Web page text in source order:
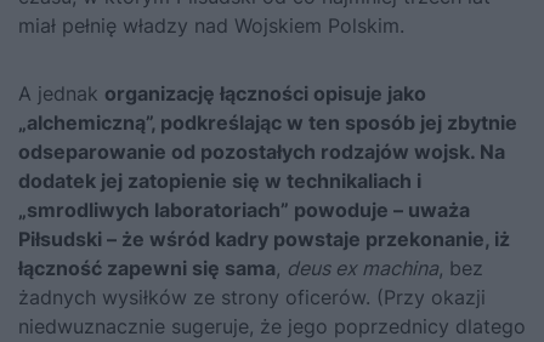
miał pełnię władzy nad Wojskiem Polskim.
A jednak organizację łączności opisuje jako
„alchemiczną”, podkreślając w ten sposób jej zbytnie
odseparowanie od pozostałych rodzajów wojsk. Na
dodatek jej zatopienie się w technikaliach i
„smrodliwych laboratoriach” powoduje – uważa
Piłsudski – że wśród kadry powstaje przekonanie, iż
łączność zapewni się sama, deus ex machina, bez
żadnych wysiłków ze strony oficerów. (Przy okazji
niedwuznacznie sugeruje, że jego poprzednicy dlatego